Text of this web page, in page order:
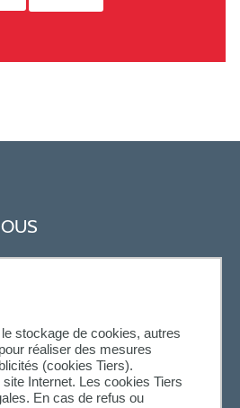
stockage de cookies, autres
réaliser des mesures
(cookies Tiers).
Internet. Les cookies Tiers
En cas de refus ou